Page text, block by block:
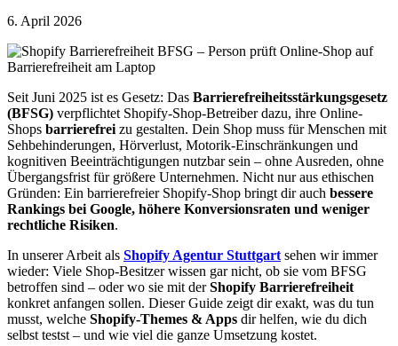
6. April 2026
Seit Juni 2025 ist es Gesetz: Das Barrierefreiheitsstärkungsgesetz
(BFSG) verpflichtet Shopify-Shop-Betreiber dazu, ihre Online-
Shops barrierefreizu gestalten. Dein Shop muss für Menschen mit
Sehbehinderungen, Hörverlust, Motorik-Einschränkungen und
kognitiven Beeinträchtigungen nutzbar sein – ohne Ausreden, ohne
Übergangsfrist für größere Unternehmen. Nicht nur aus ethischen
Gründen: Ein barrierefreier Shopify-Shop bringt dir auch bessere
Rankings bei Google, höhere Konversionsraten und weniger
rechtliche Risiken.
In unserer Arbeit als Shopify Agentur Stuttgartsehen wir immer
wieder: Viele Shop-Besitzer wissen gar nicht, ob sie vom BFSG
betroffen sind – oder wo sie mit derShopify Barrierefreiheit
konkret anfangen sollen. Dieser Guide zeigt dir exakt, was du tun
musst, welche Shopify-Themes & Apps dir helfen, wie du dich
selbst testst – und wie viel die ganze Umsetzung kostet.